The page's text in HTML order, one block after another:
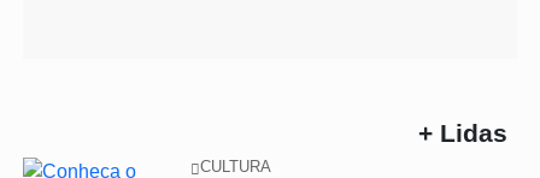
+ Lidas
CULTURA